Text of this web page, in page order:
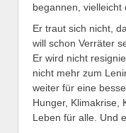
begannen,
Er traut sich nicht,
will schon Verräter
Er wird nicht
nicht mehr zum
weiter für eine
Hunger, Klimakrise,
Leben für alle. Und